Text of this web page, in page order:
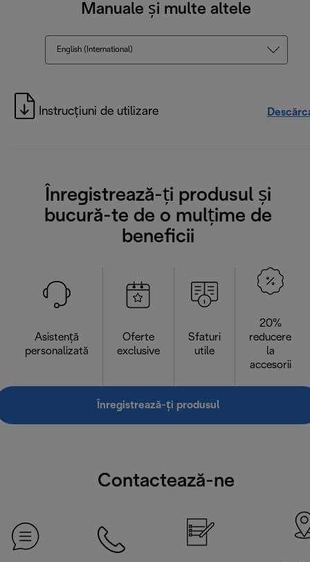
Manuale și multe altele
English (International)
Instrucțiuni de utilizare
Înregistrează-ți produsul și
bucură-te de o mulțime de
beneficii
Asistență
personalizată
Oferte
exclusive
Sfaturi
utile
20%
reducere
la
accesorii
Înregistrează-ți produsul
Contactează-ne